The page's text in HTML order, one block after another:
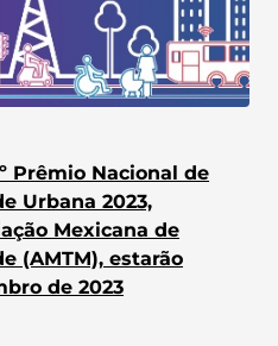
Prêmio Nacional de
Urbana 2023,
Mexicana de
(AMTM), estarão
de 2023